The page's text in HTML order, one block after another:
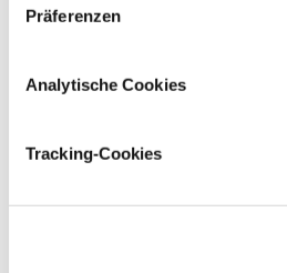
Präferenzen
Analytische Cookies
Tracking-Cookies
Über uns
General Purchase Conditions